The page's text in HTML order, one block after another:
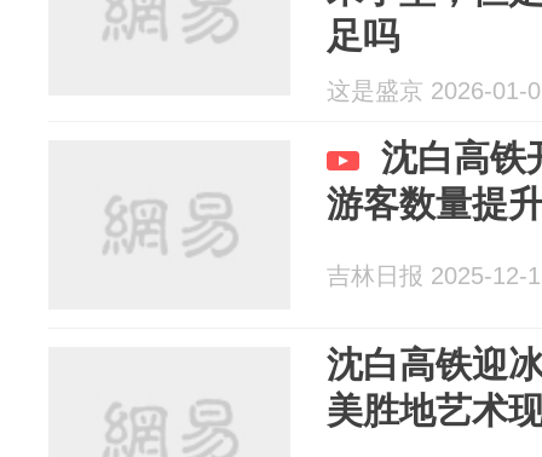
足吗
这是盛京 2026-01-
沈白高铁
游客数量提
吉林日报 2025-12-
沈白高铁迎
美胜地艺术